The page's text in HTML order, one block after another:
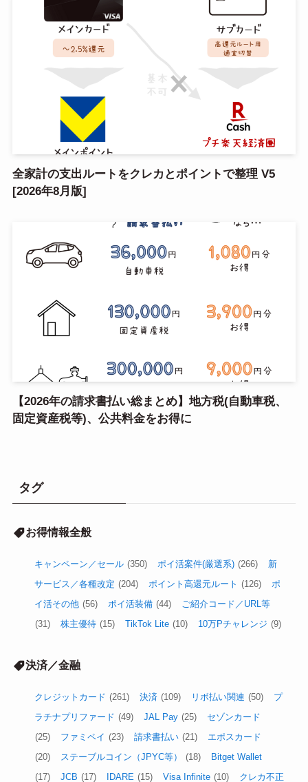
全家計の支出ルートをクレカとポイントで整理 V5
[2026年8月版]
【2026年の請求書払い総まとめ】地方税(自動車税、
固定資産税等)、公共料金をお得に
タグ
お得情報全般
キャンペーン／セール (350) ポイ活案件(厳選系) (266)
新
サービス／各種改定 (204) ポイント高還元ルート (126)
ポ
イ活その他 (56) ポイ活装備 (44)
ご紹介コード／URL等
(31)
株主優待 (15) TikTok Lite (10) 10万Pチャレンジ (9)
決済／金融
クレジットカード (261) 決済 (109) リボ払い関連 (50)
プ
ラチナプリファード (49) JAL Pay (25)
セゾンカード
(25)
ファミペイ (23) 請求書払い (21)
エポスカード
(20)
ステーブルコイン（JPYC等） (18)
Bitget Wallet
(17)
JCB (17) IDARE (15) Visa Infinite (10)
クレカ不正